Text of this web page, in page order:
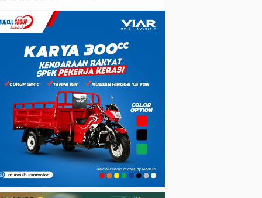
Realisasi IKAL
Unggulan Lazismu
Kebumen